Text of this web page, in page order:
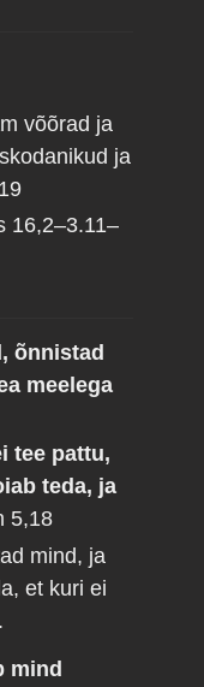
võõrad ja
ja
16,2–3.11–
õnnistad
meelega
tee pattu,
teda, ja
5,18
mind, ja
et kuri ei
mind